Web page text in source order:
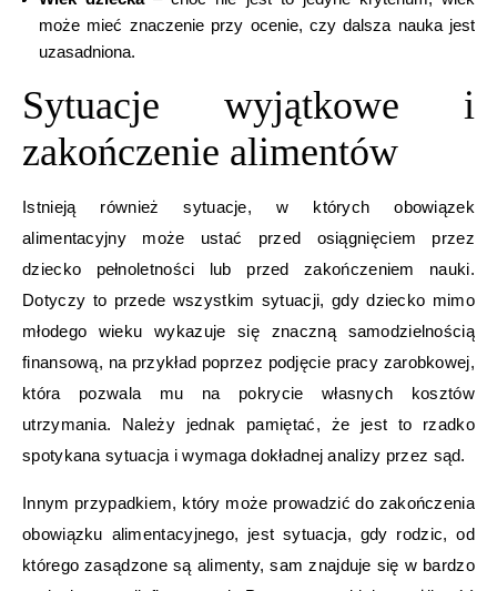
może mieć znaczenie przy ocenie, czy dalsza nauka jest
uzasadniona.
Sytuacje wyjątkowe i
zakończenie alimentów
Istnieją również sytuacje, w których obowiązek
alimentacyjny może ustać przed osiągnięciem przez
dziecko pełnoletności lub przed zakończeniem nauki.
Dotyczy to przede wszystkim sytuacji, gdy dziecko mimo
młodego wieku wykazuje się znaczną samodzielnością
finansową, na przykład poprzez podjęcie pracy zarobkowej,
która pozwala mu na pokrycie własnych kosztów
utrzymania. Należy jednak pamiętać, że jest to rzadko
spotykana sytuacja i wymaga dokładnej analizy przez sąd.
Innym przypadkiem, który może prowadzić do zakończenia
obowiązku alimentacyjnego, jest sytuacja, gdy rodzic, od
którego zasądzone są alimenty, sam znajduje się w bardzo